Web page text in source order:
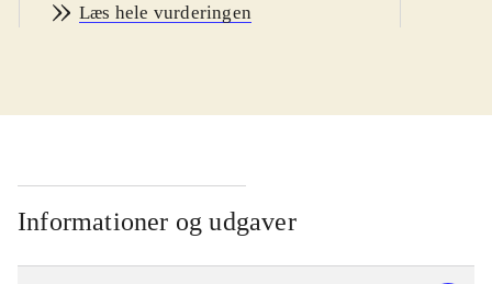
studies-forsker, fængelsabolitionist,
California. I bogens syv essays
poesi og personlige erfaringer det
amerikanske fængselssamfund ud fra
senkapitalismens dynamikker. Hun
stiller bl.a. skarpt på algoritmiske
Læs hele vurderingen
Informationer og udgaver